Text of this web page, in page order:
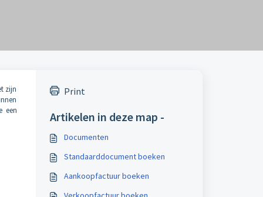
zijn
een
Print
Artikelen in deze map -
Documenten
Standaarddocument boeken
Aankoopfactuur boeken